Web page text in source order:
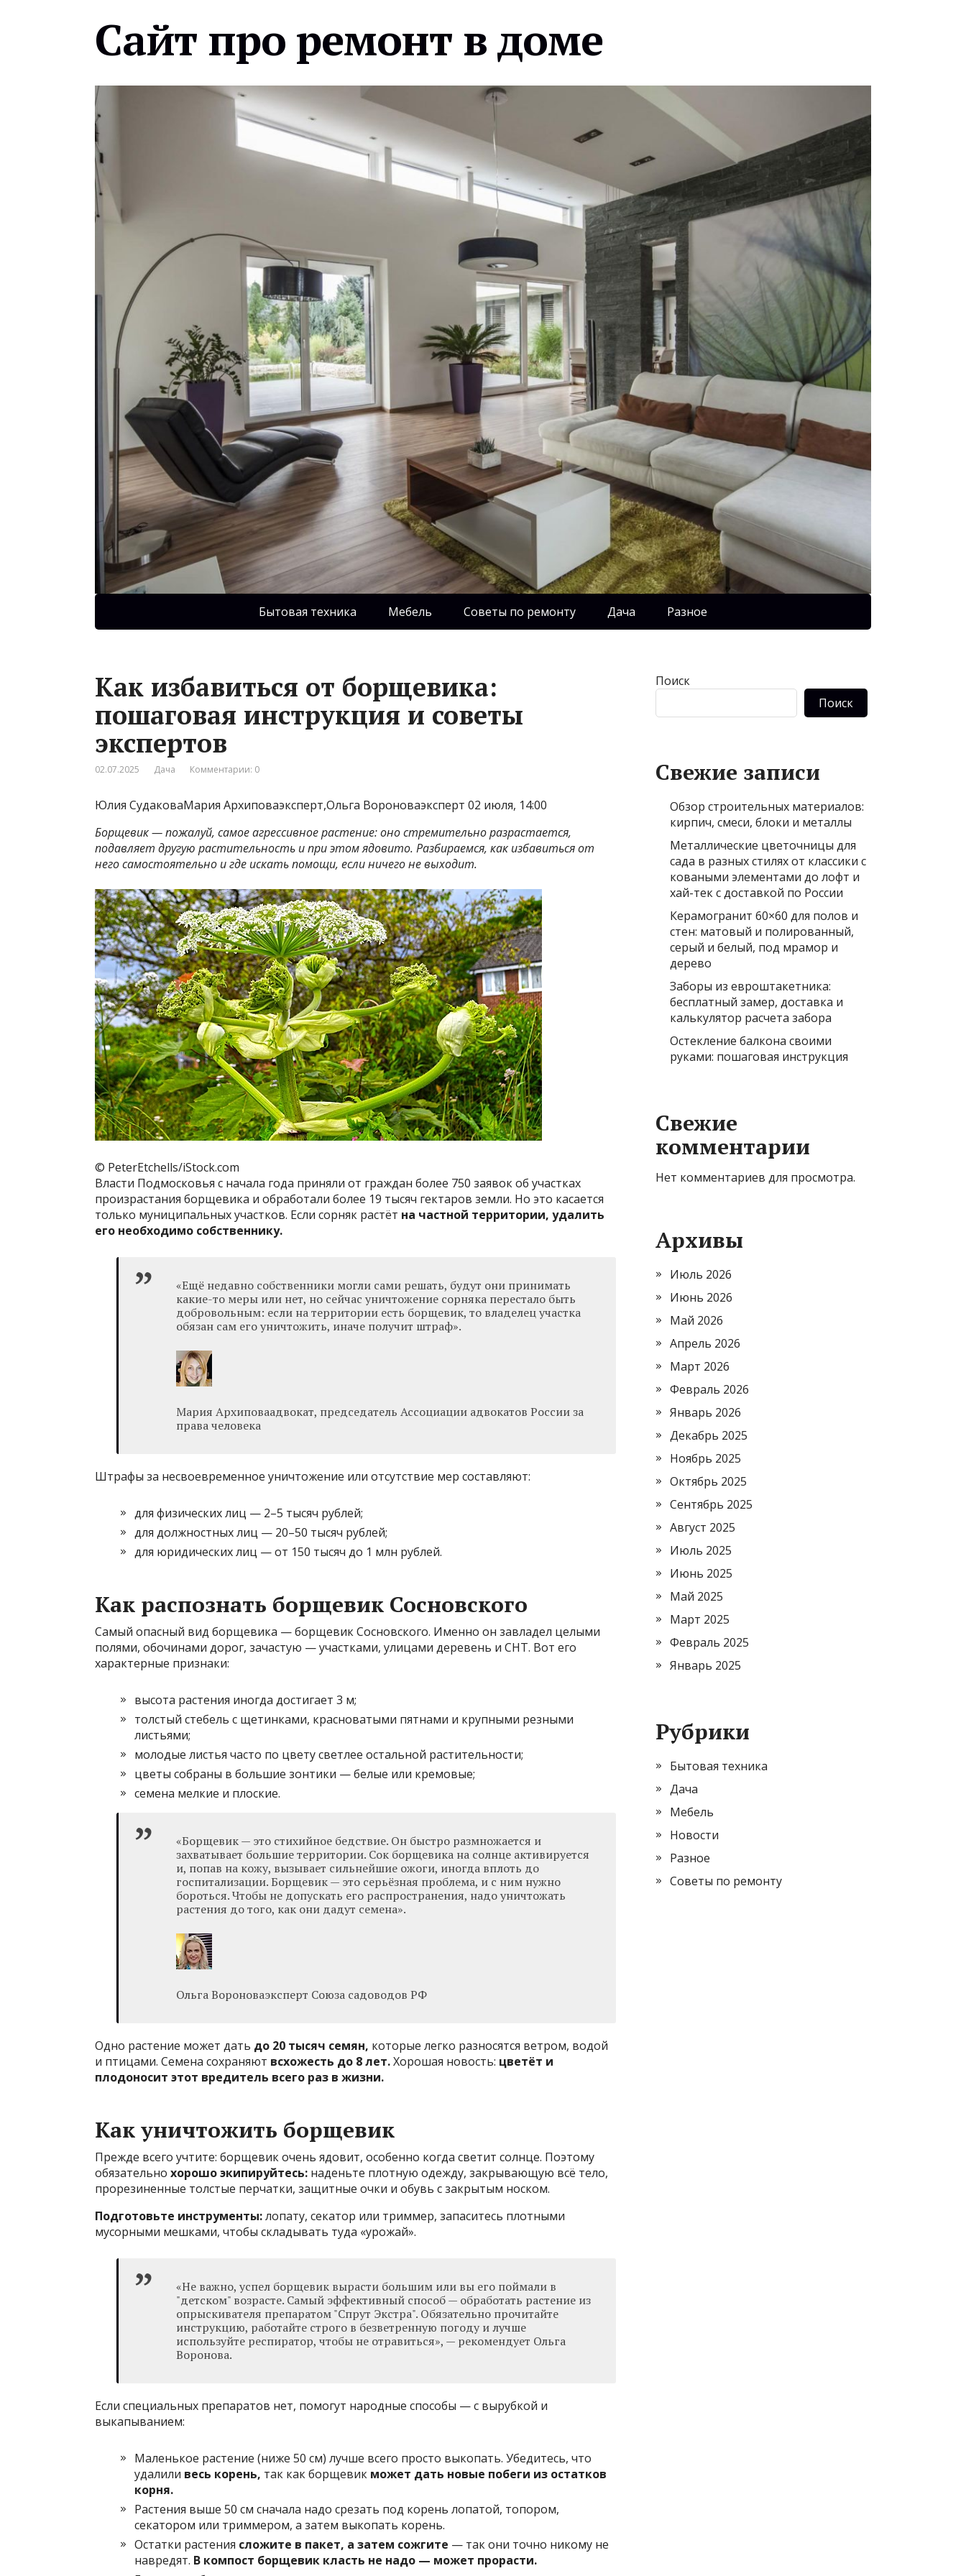
Сайт про ремонт в доме
Бытовая техника Мебель Советы по ремонту Дача Разное
Как избавиться от борщевика:
пошаговая инструкция и советы
экспертов
02.07.2025 Дача Комментарии: 0
Юлия СудаковаМария Архиповаэксперт,Ольга Вороноваэксперт 02 июля, 14:00
Борщевик — пожалуй, самое агрессивное растение: оно стремительно разрастается,
подавляет другую растительность и при этом ядовито. Разбираемся, как избавиться от
него самостоятельно и где искать помощи, если ничего не выходит.
© PeterEtchells/iStock.com
Власти Подмосковья с начала года приняли от граждан более 750 заявок об участках
произрастания борщевика и обработали более 19 тысяч гектаров земли. Но это касается
только муниципальных участков. Если сорняк растёт на частной территории, удалить
его необходимо собственнику.
«Ещё недавно собственники могли сами решать, будут они принимать
какие-то меры или нет, но сейчас уничтожение сорняка перестало быть
добровольным: если на территории есть борщевик, то владелец участка
обязан сам его уничтожить, иначе получит штраф».
Мария Архиповаадвокат, председатель Ассоциации адвокатов России за
права человека
Штрафы за несвоевременное уничтожение или отсутствие мер составляют:
для физических лиц — 2–5 тысяч рублей;
для должностных лиц — 20–50 тысяч рублей;
для юридических лиц — от 150 тысяч до 1 млн рублей.
Как распознать борщевик Сосновского
Самый опасный вид борщевика — борщевик Сосновского. Именно он завладел целыми
полями, обочинами дорог, зачастую — участками, улицами деревень и СНТ. Вот его
характерные признаки:
высота растения иногда достигает 3 м;
толстый стебель с щетинками, красноватыми пятнами и крупными резными
листьями;
молодые листья часто по цвету светлее остальной растительности;
цветы собраны в большие зонтики — белые или кремовые;
семена мелкие и плоские.
«Борщевик — это стихийное бедствие. Он быстро размножается и
захватывает большие территории. Сок борщевика на солнце активируется
и, попав на кожу, вызывает сильнейшие ожоги, иногда вплоть до
госпитализации. Борщевик — это серьёзная проблема, и с ним нужно
бороться. Чтобы не допускать его распространения, надо уничтожать
растения до того, как они дадут семена».
Ольга Вороноваэксперт Союза садоводов РФ
Одно растение может дать до 20 тысяч семян, которые легко разносятся ветром, водой
и птицами. Семена сохраняют всхожесть до 8 лет.Хорошая новость: цветёт и
плодоносит этот вредитель всего раз в жизни.
Как уничтожить борщевик
Прежде всего учтите: борщевик очень ядовит, особенно когда светит солнце. Поэтому
обязательно хорошо экипируйтесь: наденьте плотную одежду, закрывающую всё тело,
прорезиненные толстые перчатки, защитные очки и обувь с закрытым носком.
Подготовьте инструменты:лопату, секатор или триммер, запаситесь плотными
мусорными мешками, чтобы складывать туда «урожай».
«Не важно, успел борщевик вырасти большим или вы его поймали в
"детском" возрасте. Самый эффективный способ — обработать растение из
опрыскивателя препаратом "Спрут Экстра". Обязательно прочитайте
инструкцию, работайте строго в безветренную погоду и лучше
используйте респиратор, чтобы не отравиться», — рекомендует Ольга
Воронова.
Если специальных препаратов нет, помогут народные способы — с вырубкой и
выкапыванием:
Маленькое растение (ниже 50 см) лучше всего просто выкопать. Убедитесь, что
удалили весь корень, так как борщевик может дать новые побеги из остатков
корня.
Растения выше 50 см сначала надо срезать под корень лопатой, топором,
секатором или триммером, а затем выкопать корень.
Остатки растения сложите в пакет, а затем сожгите — так они точно никому не
навредят. В компост борщевик класть не надо — может прорасти.
Поиск
Поиск
Свежие записи
Обзор строительных материалов:
кирпич, смеси, блоки и металлы
Металлические цветочницы для
сада в разных стилях от классики с
коваными элементами до лофт и
хай-тек с доставкой по России
Керамогранит 60×60 для полов и
стен: матовый и полированный,
серый и белый, под мрамор и
дерево
Заборы из евроштакетника:
бесплатный замер, доставка и
калькулятор расчета забора
Остекление балкона своими
руками: пошаговая инструкция
Свежие
комментарии
Нет комментариев для просмотра.
Архивы
Июль 2026
Июнь 2026
Май 2026
Апрель 2026
Март 2026
Февраль 2026
Январь 2026
Декабрь 2025
Ноябрь 2025
Октябрь 2025
Сентябрь 2025
Август 2025
Июль 2025
Июнь 2025
Май 2025
Март 2025
Февраль 2025
Январь 2025
Рубрики
Бытовая техника
Дача
Мебель
Новости
Разное
Советы по ремонту